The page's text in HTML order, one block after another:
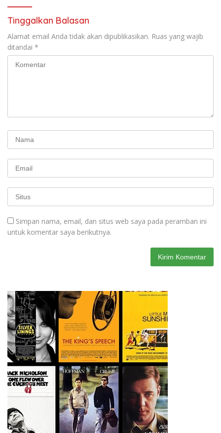
Tinggalkan Balasan
Alamat email Anda tidak akan dipublikasikan. Ruas yang wajib
ditandai *
Simpan nama, email, dan situs web saya pada peramban ini
untuk komentar saya berikutnya.